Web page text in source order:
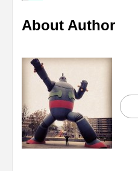
About Author